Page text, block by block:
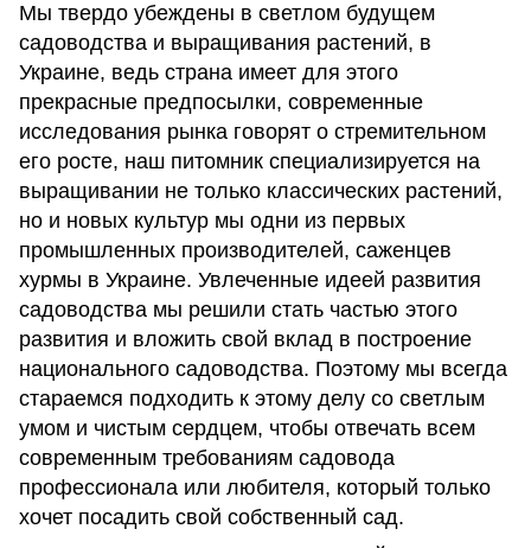
Мы твердо убеждены в светлом будущем
садоводства и выращивания растений, в
Украине, ведь страна имеет для этого
прекрасные предпосылки, современные
исследования рынка говорят о стремительном
его росте, наш питомник специализируется на
выращивании не только классических растений,
но и новых культур мы одни из первых
промышленных производителей, саженцев
хурмы в Украине. Увлеченные идеей развития
садоводства мы решили стать частью этого
развития и вложить свой вклад в построение
национального садоводства. Поэтому мы всегда
стараемся подходить к этому делу со светлым
умом и чистым сердцем, чтобы отвечать всем
современным требованиям садовода
профессионала или любителя, который только
хочет посадить свой собственный сад.